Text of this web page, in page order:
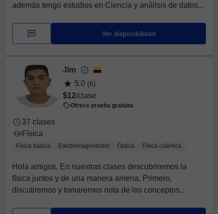
además tengo estudios en Ciencia y análisis de datos...
Ver disponibilidad
Jim
5,0 (6)
$12/clase
Ofrece prueba gratuita
37 clases
Física
Física básica Electromagnetismo Óptica Física cuántica
Hola amigos, En nuestras clases descubriremos la
física juntos y de una manera amena. Primero,
discutiremos y tomaremos nota de los conceptos